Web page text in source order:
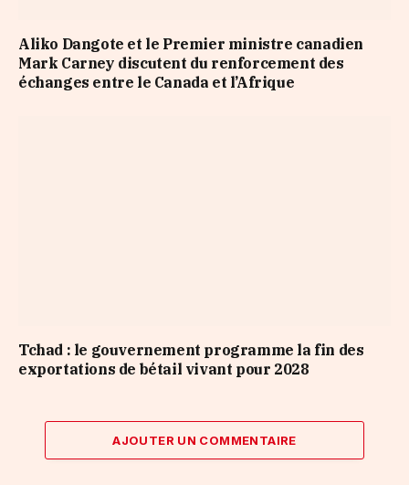
Aliko Dangote et le Premier ministre canadien
Mark Carney discutent du renforcement des
échanges entre le Canada et l’Afrique
Tchad : le gouvernement programme la fin des
exportations de bétail vivant pour 2028
AJOUTER UN COMMENTAIRE